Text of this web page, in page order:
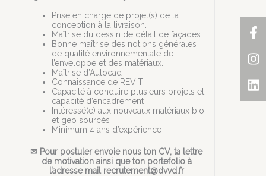
Prise en charge de projet(s) de la
conception à la livraison.
Maîtrise du dessin de détail de façades
Bonne maîtrise des notions générales
de qualité environnementale de
l’enveloppe et des matériaux.
Maîtrise d’Autocad
Connaissance de REVIT
Capacité à conduire plusieurs projets et
capacité d’encadrement
Intéressé(e) aux nouveaux matériaux bio
et géo sourcés
Minimum 4 ans d’expérience
✉ Pour postuler envoie nous ton CV, ta lettre
de motivation ainsi que ton portefolio à
l’adresse mail recrutement@dvvd.fr
f